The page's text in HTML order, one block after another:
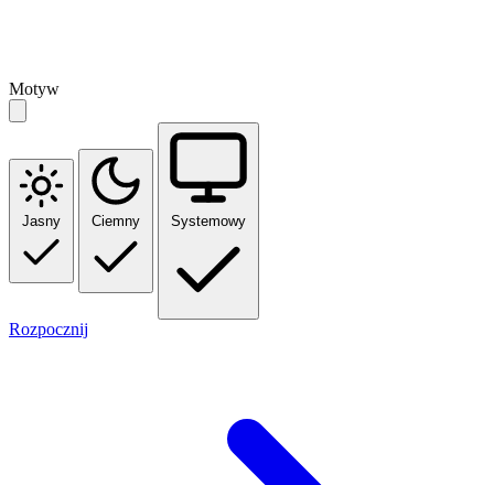
Motyw
Jasny Ciemny Systemowy
Rozpocznij